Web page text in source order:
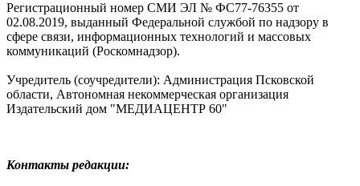
Регистрационный номер СМИ ЭЛ № ФС77-76355 от
02.08.2019, выданный Федеральной службой по надзору в
сфере связи, информационных технологий и массовых
коммуникаций (Роскомнадзор).
Учредитель (соучредители): Администрация Псковской
области, Автономная некоммерческая организация
Издательский дом "МЕДИАЦЕНТР 60"
Контакты редакции: